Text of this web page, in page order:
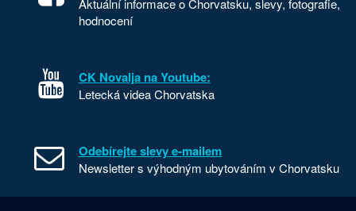
hodnocení
CK Novalja na Youtube:
Letecká videa Chorvatska
Odebírejte slevy e-mailem
Newsletter s výhodným ubytováním v Chorvatsku